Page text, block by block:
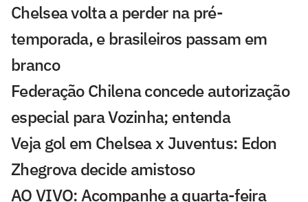
Chelsea volta a perder na pré-
temporada, e brasileiros passam em
branco
Federação Chilena concede autorização
especial para Vozinha; entenda
Veja gol em Chelsea x Juventus: Edon
Zhegrova decide amistoso
AO VIVO: Acompanhe a quarta-feira